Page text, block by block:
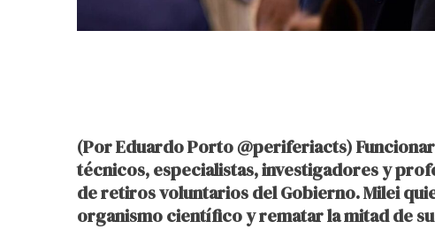
(Por Eduardo Porto @periferiacts)
técnicos, especialistas, investigadores y
de retiros voluntarios del Gobierno. Milei
organismo científico y rematar la mitad de